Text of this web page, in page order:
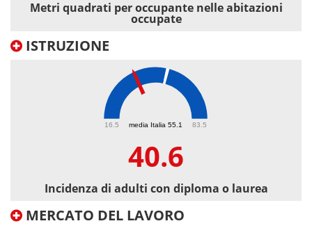
Metri quadrati per occupante nelle abitazioni
occupate
ISTRUZIONE
media Italia 55.1
16.5 83.5
40.6
Incidenza di adulti con diploma o laurea
MERCATO DEL LAVORO